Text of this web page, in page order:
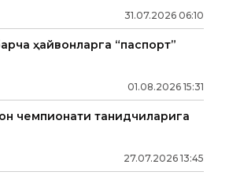
31.07.2026 06:10
ҳайвонларга “паспорт”
01.08.2026 15:31
чемпионати танқидчиларига
27.07.2026 13:45